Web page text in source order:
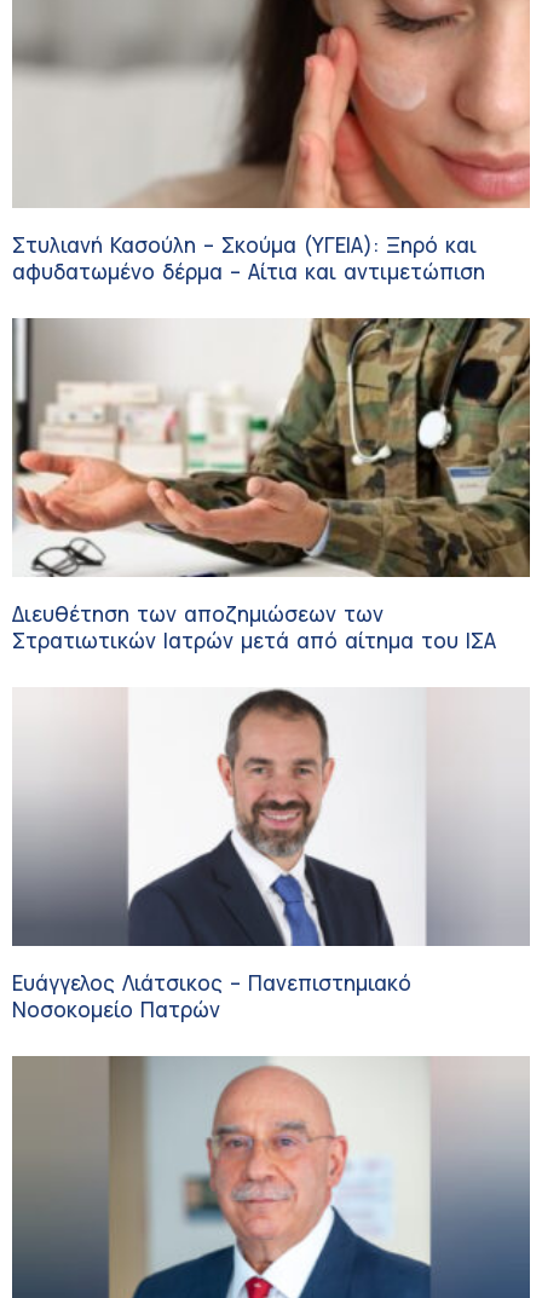
Στυλιανή Κασούλη – Σκούμα (ΥΓΕΙΑ): Ξηρό και
αφυδατωμένο δέρμα – Αίτια και αντιμετώπιση
Διευθέτηση των αποζημιώσεων των
Στρατιωτικών Ιατρών μετά από αίτημα του ΙΣΑ
Ευάγγελος Λιάτσικος – Πανεπιστημιακό
Νοσοκομείο Πατρών